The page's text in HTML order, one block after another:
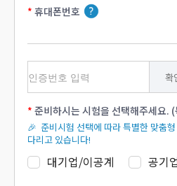
휴대폰번호
확
준비하시는 시험을 선택해주세요.
🎉 준비시험 선택에 따라 특별한 맞춤
다리고 있습니다!
대기업/이공계 공기